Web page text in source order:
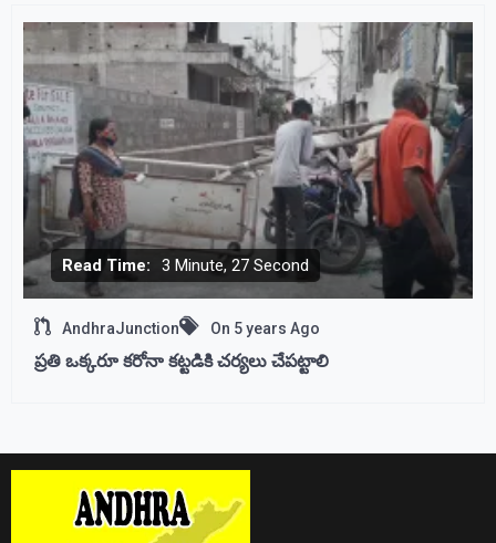
Read Time: 3 Minute, 27 Second
AndhraJunction On 5 years Ago
ప్రతి ఒక్కరూ కరోనా కట్టడికి చర్యలు చేపట్టాలి